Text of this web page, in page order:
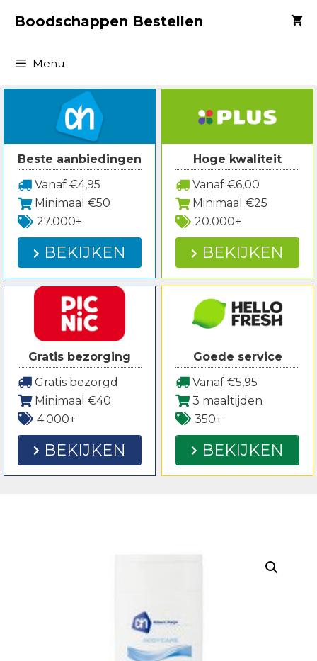
naarBoodschappen Bestellen
Menu
Beste aanbiedingen
Vanaf €4,95
Minimaal €50
27.000+
BEKIJKEN
Hoge kwaliteit
Vanaf €6,00
Minimaal €25
20.000+
BEKIJKEN
Gratis bezorging
Gratis bezorgd
Minimaal €40
4.000+
BEKIJKEN
Goede service
Vanaf €5,95
3 maaltijden
350+
BEKIJKEN